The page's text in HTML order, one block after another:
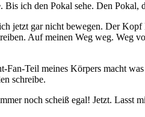
ich den Pokal sehe. Den Pokal,
jetzt gar nicht bewegen. Der
Auf meinen Weg weg. Weg
Teil meines Körpers macht
schreibe.
noch scheiß egal! Jetzt. Lasst